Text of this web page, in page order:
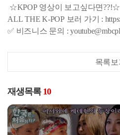
☆KPOP 영상이 보고싶다면??!☆
ALL THE K-POP 보러 가기 :
✅ 비즈니스 문의 :
목록보
재생목록 10